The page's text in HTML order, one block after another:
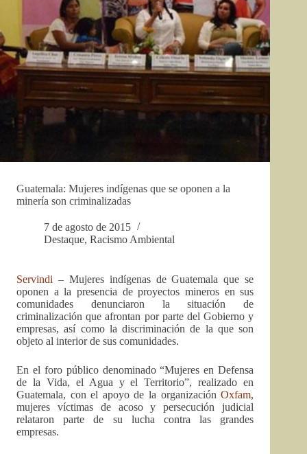
Guatemala: Mujeres indígenas que se oponen a la
minería son criminalizadas
7 de agosto de 2015
Destaque, Racismo Ambiental
Servindi – Mujeres indígenas de Guatemala que se
oponen a la presencia de proyectos mineros en sus
comunidades denunciaron la situación de
criminalización que afrontan por parte del Gobierno y
empresas, así como la discriminación de la que son
objeto al interior de sus comunidades.
En el foro público denominado “Mujeres en Defensa
de la Vida, el Agua y el Territorio”, realizado en
Guatemala, con el apoyo de la organizaciónOxfam,
mujeres víctimas de acoso y persecución judicial
relataron parte de su lucha contra las grandes
empresas.